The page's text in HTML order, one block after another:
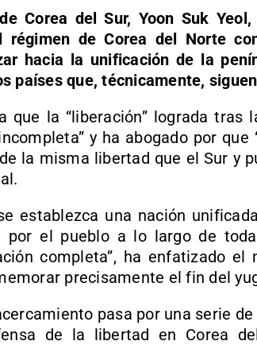
Corea del Sur, Yoon Suk
régimen de Corea del Norte
hacia la unificación de la
países que, técnicamente,
que la “liberación” lograda tras
y ha abogado por
la misma libertad que el Sur y
establezca una nación
por el pueblo a lo largo de
completa”, ha enfatizado el
precisamente el fin del
pasa por una serie
de la libertad en Corea